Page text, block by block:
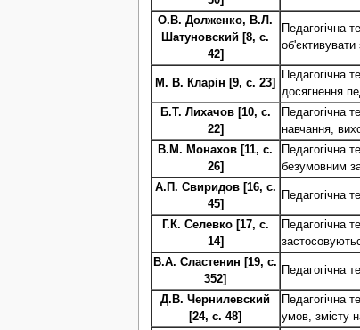
О.В. Долженко, В.Л.
Шатуновский [8, с.
42]
Педагогічна
об'єктивувати
М. В. Кларін [9, с. 23]
Педагогічна
досягнення
Б.Т. Лихачов [10, с.
22]
Педагогічна
навчання,
В.М. Монахов [11, с.
26]
Педагогічна
безумовним
А.П. Свиридов [16, с.
45]
Педагогічна
Г.К. Селевко [17, с.
14]
Педагогічна
В.А. Сластенин [19, с.
352]
Педагогічна
Д.В. Чернилевский
[24, с. 48]
Педагогічна
умов, змісту